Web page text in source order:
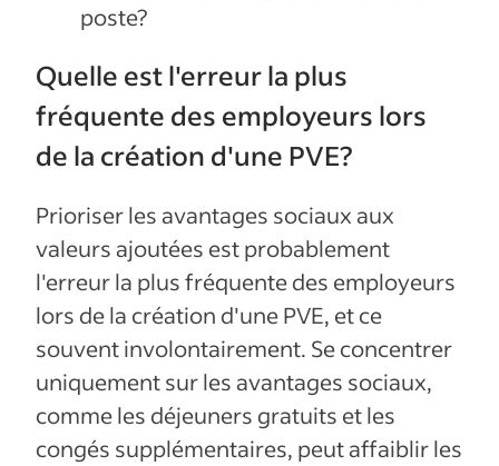
poste?
Quelle est l'erreur la plus
fréquente des employeurs lors
de la création d'une PVE?
Prioriser les avantages sociaux aux
valeurs ajoutées est probablement
l'erreur la plus fréquente des employeurs
lors de la création d'une PVE, et ce
souvent involontairement. Se concentrer
uniquement sur les avantages sociaux,
comme les déjeuners gratuits et les
congés supplémentaires, peut affaiblir les